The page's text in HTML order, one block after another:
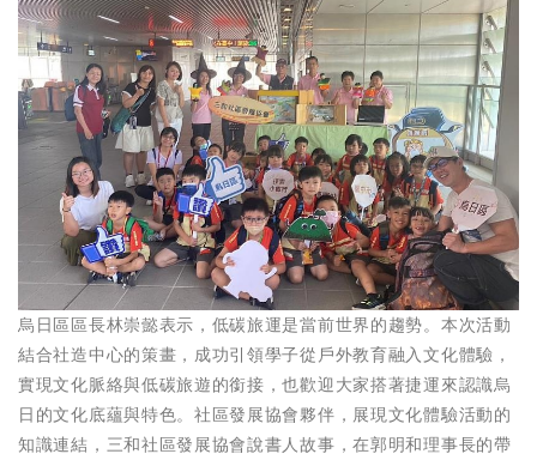
烏日區區長林崇懿表示，低碳旅運是當前世界的趨勢。本次活動
結合社造中心的策畫，成功引領學子從戶外教育融入文化體驗，
實現文化脈絡與低碳旅遊的銜接，也歡迎大家搭著捷運來認識烏
日的文化底蘊與特色。社區發展協會夥伴，展現文化體驗活動的
知識連結，三和社區發展協會說書人故事，在郭明和理事長的帶